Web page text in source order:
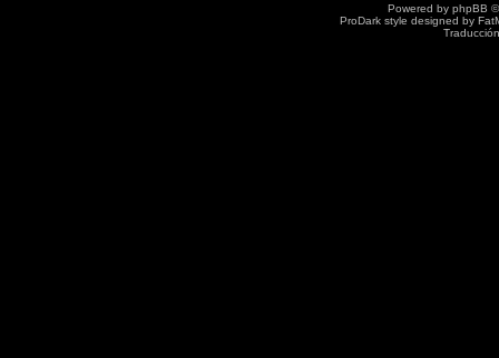
Powered by phpBB
ProDark style designed by